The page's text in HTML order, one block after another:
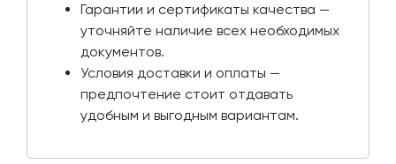
Гарантии и сертификаты качества —
уточняйте наличие всех необходимых
документов.
Условия доставки и оплаты —
предпочтение стоит отдавать
удобным и выгодным вариантам.